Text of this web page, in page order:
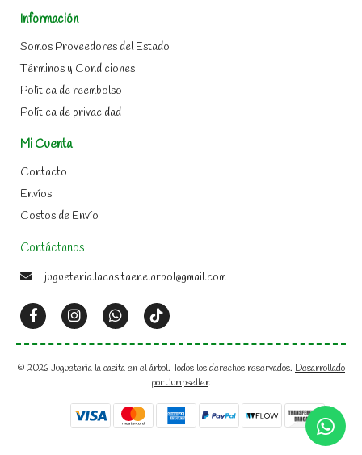
Información
Somos Proveedores del Estado
Términos y Condiciones
Política de reembolso
Política de privacidad
Mi Cuenta
Contacto
Envíos
Costos de Envío
Contáctanos
jugueteria.lacasitaenelarbol@gmail.com
© 2026 Juguetería la casita en el árbol. Todos los derechos reservados. Desarrollado
por Jumpseller.